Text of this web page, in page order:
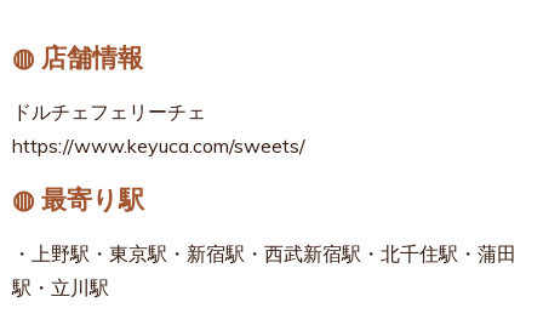
◍ 店舗情報
ドルチェフェリーチェ
https://www.keyuca.com/sweets/
◍ 最寄り駅
・上野駅・東京駅・新宿駅・西武新宿駅・北千住駅・蒲田
駅・立川駅